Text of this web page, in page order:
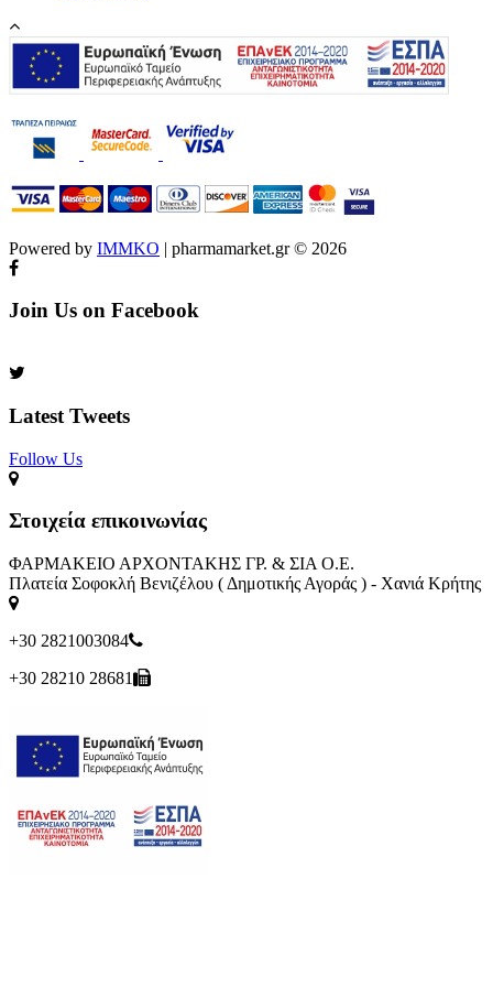
Powered by IMMKO | pharmamarket.gr © 2026
Join Us on Facebook
Latest Tweets
Follow Us​
Στοιχεία επικοινωνίας
ΦΑΡΜΑΚΕΙΟ ΑΡΧΟΝΤΑΚΗΣ ΓΡ. & ΣΙΑ Ο.Ε.
Πλατεία Σοφοκλή Βενιζέλου ( Δημοτικής Αγοράς ) - Χανιά Κρήτης
+30 2821003084
+30 28210 28681